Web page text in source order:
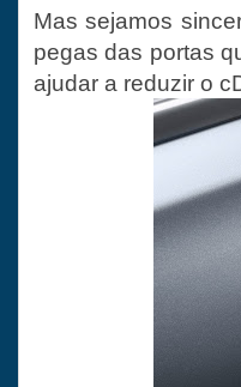
Mas sejamos
pegas das portas
ajudar a reduzir o